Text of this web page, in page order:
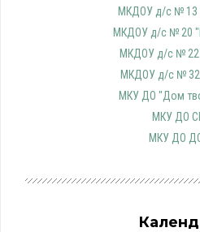
МКДОУ д/с № 13
МКДОУ д/с № 20
МКДОУ д/с № 22
МКДОУ д/с № 32
МКУ ДО "Дом
МКУ ДО
МКУ ДО